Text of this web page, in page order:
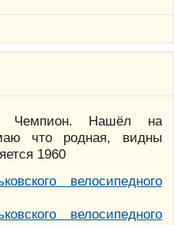
Чемпион. Нашёл на
что родная, видны
1960